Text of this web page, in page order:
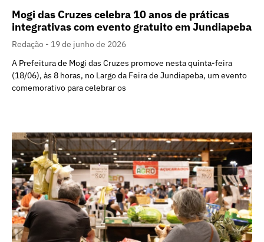
Mogi das Cruzes celebra 10 anos de práticas
integrativas com evento gratuito em Jundiapeba
Redação
19 de junho de 2026
A Prefeitura de Mogi das Cruzes promove nesta quinta-feira
(18/06), às 8 horas, no Largo da Feira de Jundiapeba, um evento
comemorativo para celebrar os